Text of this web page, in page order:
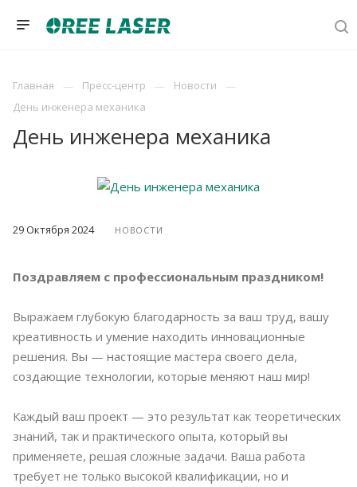
Главная Пресс-центр
Новости
День инженера механика
День инженера механика
29 Октября 2024 НОВОСТИ
Поздравляем с профессиональным праздником!
Выражаем глубокую благодарность за ваш труд, вашу
креативность и умение находить инновационные
решения. Вы — настоящие мастера своего дела,
создающие технологии, которые меняют наш мир!
Каждый ваш проект — это результат как теоретических
знаний, так и практического опыта, который вы
применяете, решая сложные задачи. Ваша работа
требует не только высокой квалификации, но и